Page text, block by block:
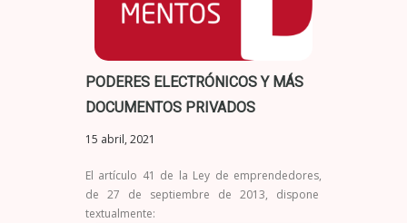
PODERES ELECTRÓNICOS Y MÁS
DOCUMENTOS PRIVADOS
15 abril, 2021
El artículo 41 de la Ley de emprendedores,
de 27 de septiembre de 2013, dispone
textualmente: